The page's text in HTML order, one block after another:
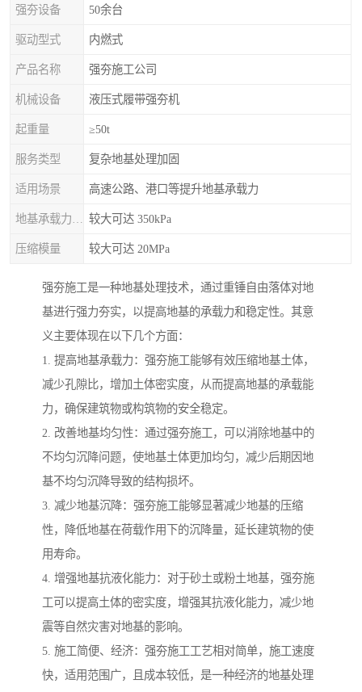
强夯设备 50余台
驱动型式 内燃式
产品名称 强夯施工公司
机械设备 液压式履带强夯机
起重量 ≥50t
服务类型 复杂地基处理加固
适用场景 高速公路、港口等提升地基承载力
较大可达 350kPa
压缩模量 较大可达 20MPa
强夯施工是一种地基处理技术，通过重锤自由落体对地
基进行强力夯实，以提高地基的承载力和稳定性。其意
义主要体现在以下几个方面：
1. 提高地基承载力：强夯施工能够有效压缩地基土体，
减少孔隙比，增加土体密实度，从而提高地基的承载能
力，确保建筑物或构筑物的安全稳定。
2. 改善地基均匀性：通过强夯施工，可以消除地基中的
不均匀沉降问题，使地基土体更加均匀，减少后期因地
基不均匀沉降导致的结构损坏。
3. 减少地基沉降：强夯施工能够显著减少地基的压缩
性，降低地基在荷载作用下的沉降量，延长建筑物的使
用寿命。
4. 增强地基抗液化能力：对于砂土或粉土地基，强夯施
工可以提高土体的密实度，增强其抗液化能力，减少地
震等自然灾害对地基的影响。
5. 施工简便、经济：强夯施工工艺相对简单，施工速度
快，适用范围广，且成本较低，是一种经济的地基处理